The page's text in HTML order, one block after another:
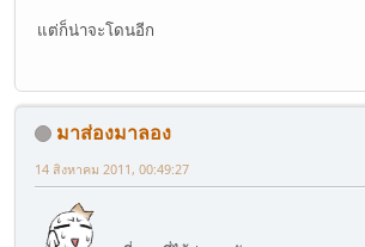
แต่ก็น่าจะโดนอีก
มาส่องมาลอง
14 สิงหาคม 2011, 00:49:27